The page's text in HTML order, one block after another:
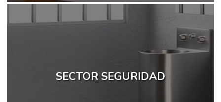
SECTOR SEGURIDAD